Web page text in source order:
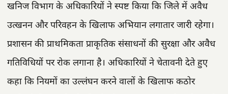
खनिज विभाग के अधिकारियों ने स्पष्ट किया कि जिले में अवैध
उत्खनन और परिवहन के खिलाफ अभियान लगातार जारी रहेगा।
प्रशासन की प्राथमिकता प्राकृतिक संसाधनों की सुरक्षा और अवैध
गतिविधियों पर रोक लगाना है। अधिकारियों ने चेतावनी देते हुए
कहा कि नियमों का उल्लंघन करने वालों के खिलाफ कठोर